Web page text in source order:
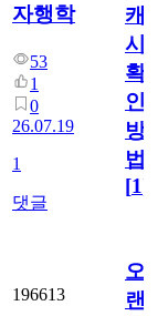
자행학
53
1
0
26.07.19
1
댓글
캐
시
확
인
방
법
[1]
196613
오
랜